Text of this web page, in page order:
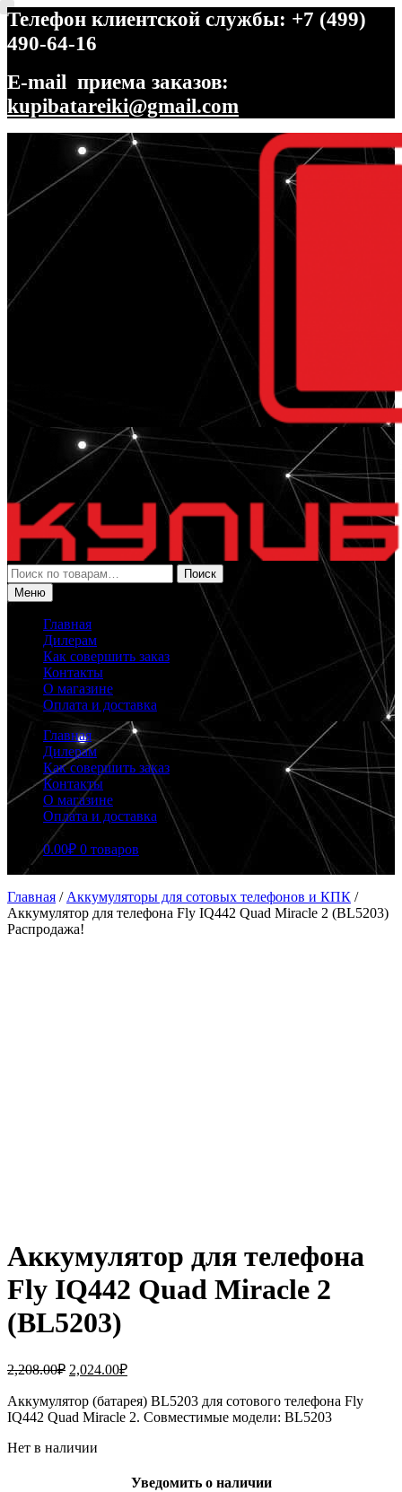
Телефон клиентской службы: +7 (499)
490-64-16
E-mail приема заказов:
kupibatareiki@gmail.com
Перейти
навигации
Перейти
содержимому
Искать:
Поиск
Меню
Главная
Дилерам
Как совершить заказ
Контакты
О магазине
Оплата и доставка
Главная
Дилерам
Как совершить заказ
Контакты
О магазине
Оплата и доставка
0.00₽ 0 товаров
Главная / Аккумуляторы для сотовых телефонов и КПК /
Аккумулятор для телефона Fly IQ442 Quad Miracle 2 (BL5203)
Распродажа!
Аккумулятор для телефона
Fly IQ442 Quad Miracle 2
(BL5203)
2,208.00₽ Первоначальная
составляла
2,208.00₽.
2,024.00₽Текущая
2,024.00₽.
Аккумулятор (батарея) BL5203 для сотового телефона Fly
IQ442 Quad Miracle 2. Совместимые модели: BL5203
Нет в наличии
Уведомить о наличии